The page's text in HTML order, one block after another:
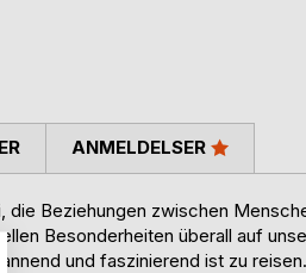
Beziehungen zwischen
Besonderheiten überall auf
und faszinierend ist zu reisen.
ANMELDELSER